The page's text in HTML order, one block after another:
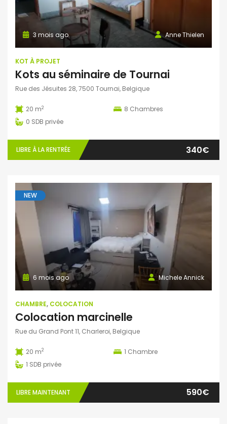
Anne Thielen
3 mois ago
KOT À PROJET
Kots au séminaire de Tournai
Rue des Jésuites 28, 7500 Tournai, Belgique
20 m2 8 Chambres
0 SDB privée
LIBRE À LA RENTRÉE 340€
NEW
Michele Annick
6 mois ago
CHAMBRE, COLOCATION
Colocation marcinelle
Rue du Grand Pont 11, Charleroi, Belgique
20 m2 1 Chambre
1 SDB privée
LIBRE MAINTENANT 590€